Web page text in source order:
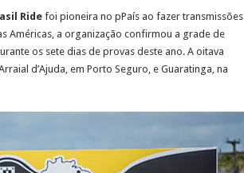
Ridefoi pioneira no pPaís ao fazer transmissões
Américas, a organização confirmou a grade de
os sete dias de provas deste ano. A oitava
d’Ajuda, em Porto Seguro, e Guaratinga, na